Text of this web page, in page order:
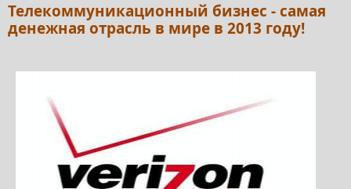
Телекоммуникационный бизнес - самая
денежная отрасль в мире в 2013 году!